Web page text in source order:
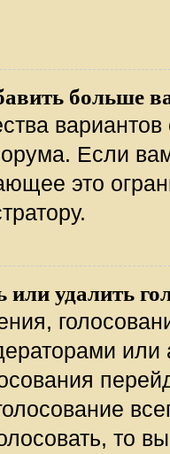
больше
вариантов
Если
это
удалить
то